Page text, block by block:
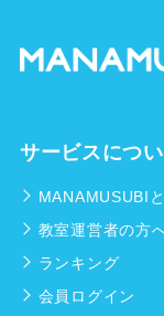
サービスにつ
MANAMUSUBI
教室運営者の方
ランキング
会員ログイン